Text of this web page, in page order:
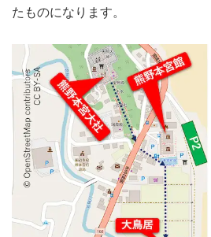
たものになります。